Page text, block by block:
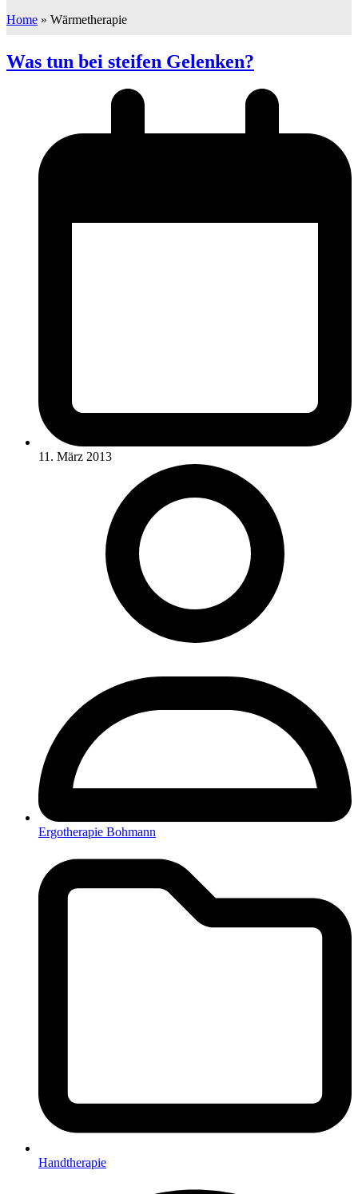
Home » Wärmetherapie
Was tun bei steifen Gelenken?
11. März 2013
Ergotherapie Bohmann
Handtherapie